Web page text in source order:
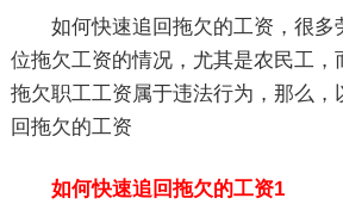
如何快速追回拖欠的工资，很多
位拖欠工资的情况，尤其是农民工，
拖欠职工工资属于违法行为，那么，
回拖欠的工资
如何快速追回拖欠的工资1